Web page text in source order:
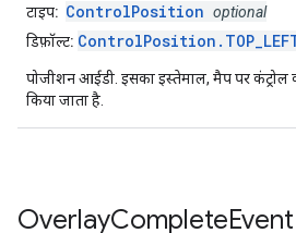
टाइप: ControlPosition optional
डिफ़ॉल्ट:
पोजीशन आईडी. इसका इस्तेमाल, मैप पर
किया जाता है.
OverlayCompleteEvent